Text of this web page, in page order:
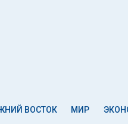
ВОСТОК МИР